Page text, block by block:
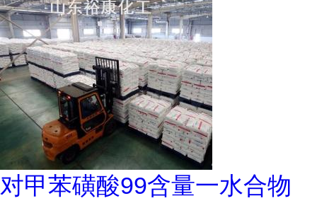
对甲苯磺酸99含量一水合物